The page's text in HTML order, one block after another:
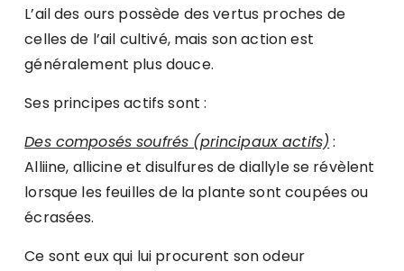
L’ail des ours possède des vertus proches de
celles de l’ail cultivé, mais son action est
généralement plus douce.
Ses principes actifs sont :
Des composés soufrés (principaux actifs) :
Alliine, allicine et disulfures de diallyle se révèlent
lorsque les feuilles de la plante sont coupées ou
écrasées.
Ce sont eux qui lui procurent son odeur